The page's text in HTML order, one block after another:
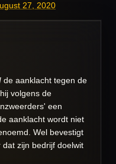
27, 2020
de aanklacht tegen de
volgens de
een
aanklacht wordt niet
Wel bevestigt
dat zijn bedrijf doelwit